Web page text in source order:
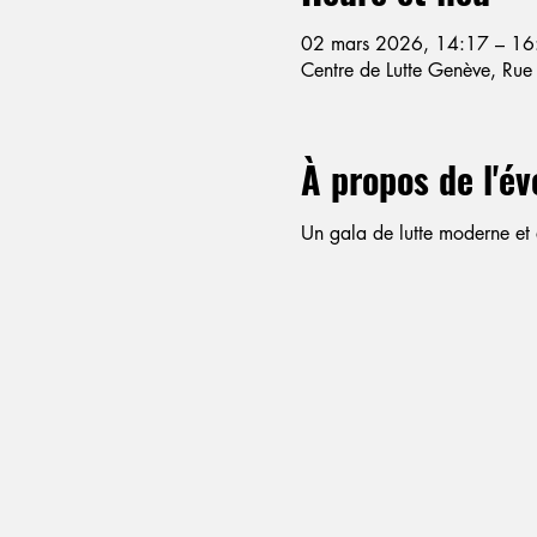
02 mars 2026, 14:17 –
Centre de Lutte Genève,
À propos de
Un gala de lutte moderne et